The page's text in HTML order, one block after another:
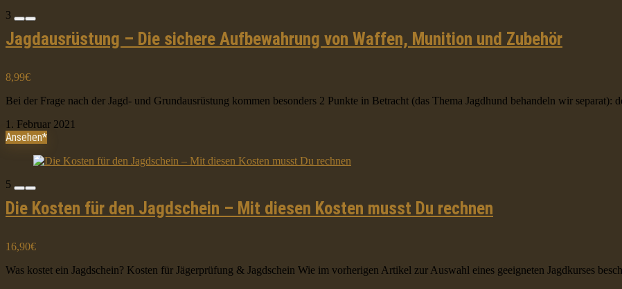
3
Jagdausrüstung – Die sichere Aufbewahrung von Waffen, Munition und Zubehör
8,99€
Bei der Frage nach der Jagd- und Grundausrüstung kommen besonders 2 Punkte in Betracht (das Thema Jagdhund behandeln wir separat):
1. Februar 2021
Ansehen*
5
Die Kosten für den Jagdschein – Mit diesen Kosten musst Du rechnen
16,90€
Was kostet ein Jagdschein? Kosten für Jägerprüfung & Jagdschein Wie im vorherigen Artikel zur Auswahl eines geeigneten Jagdkurses